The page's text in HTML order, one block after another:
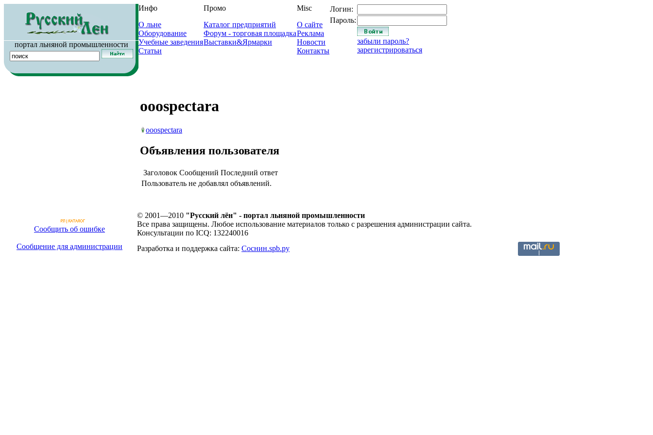
портал льняной промышленности
Инфо
О льне
Оборудование
Учебные заведения
Статьи
Промо
Каталог предприятий
Форум - торговая площадка
Выставки&Ярмарки
Misc
О сайте
Реклама
Новости
Контакты
Логин:
Пароль:
забыли пароль?
зарегистрироваться
ooospectara
ooospectara
Объявления пользователя
Заголовок Сообщений Последний ответ
Пользователь не добавлял объявлений.
Сообщить об ошибке
Сообщение для администрации
© 2001—2010 "Русский лён" - портал льняной промышленности
Все права защищены. Любое использование материалов только с разрешения администрации сайта.
Консультации по ICQ: 132240016
Разработка и поддержка сайта: Соснин.spb.ру